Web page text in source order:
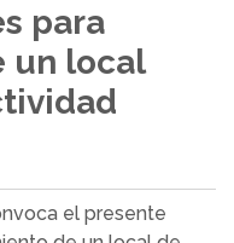
para
un local
el presente